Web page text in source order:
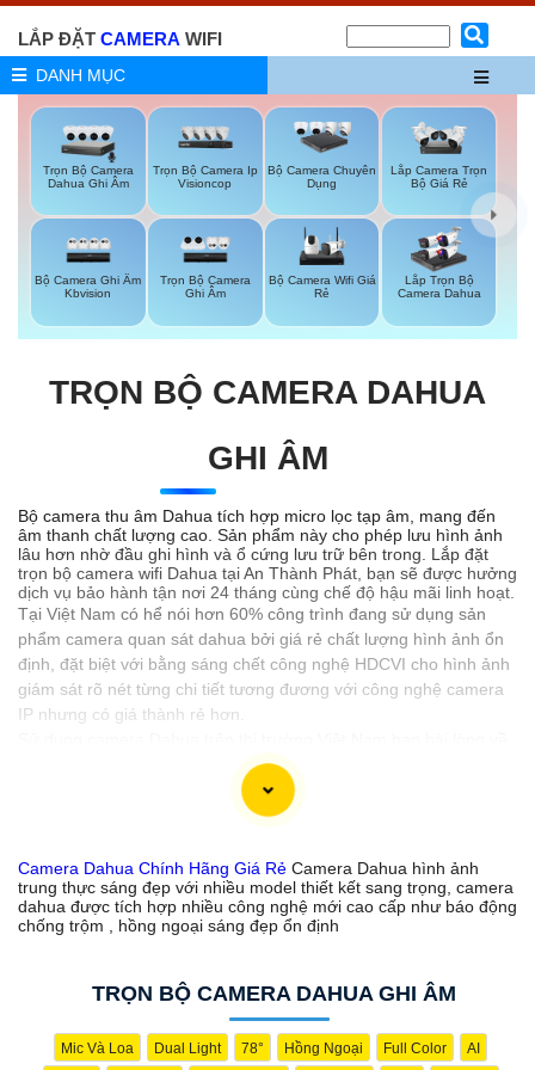
LẮP ĐẶT CAMERA WIFI
DANH MỤC
Trọn Bộ Camera
Dahua Ghi Âm
Trọn Bộ Camera Ip
Visioncop
Bộ Camera Chuyên
Dụng
Lắp Camera Trọn
Bộ Giá Rẻ
Bộ Camera Ghi Âm
Kbvision
Trọn Bộ Camera
Ghi Âm
Bộ Camera Wifi Giá
Rẻ
Lắp Trọn Bộ
Camera Dahua
TRỌN BỘ CAMERA DAHUA
GHI ÂM
Bộ camera thu âm Dahua tích hợp micro lọc tạp âm, mang đến
âm thanh chất lượng cao. Sản phẩm này cho phép lưu hình ảnh
lâu hơn nhờ đầu ghi hình và ổ cứng lưu trữ bên trong. Lắp đặt
trọn bộ camera wifi Dahua tại An Thành Phát, bạn sẽ được hưởng
dịch vụ bảo hành tận nơi 24 tháng cùng chế độ hậu mãi linh hoạt.
Tại Việt Nam có hể nói hơn 60% công trình đang sử dụng sản
phẩm camera quan sát dahua bởi giá rẻ chất lượng hình ảnh ổn
định, đặt biệt với bằng sáng chết công nghệ HDCVI cho hình ảnh
giám sát rõ nét từng chi tiết tương đương với công nghệ camera
IP nhưng có giá thành rẻ hơn.
chất lượng sản phẩm và dịch vụ sau bán hàng của Hãng camera
Sử dụng camera dahua cho gia đình, văn phòng ,cửa hàng là lựa
camera Dahua thiết kế rất thân thiện với người dùng không
chuyên.
✧ Mỗi camera dahua có những thông số phù hợp với mỗi công
trình khác nhau. tuy nhiên chọn camera sao cho giá rẻ đúng nhu
cầu sử dụng là giải pháp mang lại hiệu quả cao. tuy giá camera
khi bạn sử dụng 3 cái 4 cái thì không thành vấn đề nhưng với
Camera Dahua Chính Hãng Giá Rẻ Camera Dahua hình ảnh
trung thực sáng đẹp với nhiều model thiết kết sang trọng, camera
dahua được tích hợp nhiều công nghệ mới cao cấp như báo động
chống trộm , hồng ngoại sáng đẹp ổn định
TRỌN BỘ CAMERA DAHUA GHI ÂM
Mic Và Loa Dual Light 78° Hồng Ngoại Full Color
AI